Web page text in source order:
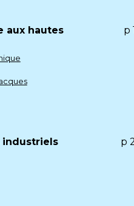
aux hautes
p
industriels p